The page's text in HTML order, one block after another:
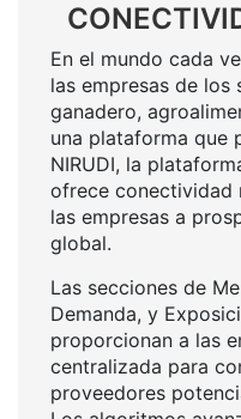
En el mundo cada
las empresas de los
ganadero,
una plataforma que
NIRUDI, la
ofrece conectividad
las empresas a
global.
Las secciones de
Demanda, y
proporcionan a las
centralizada para
proveedores